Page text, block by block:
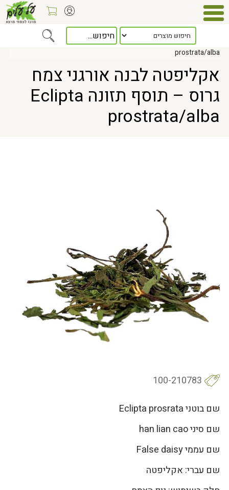
> אקליפטה לבנה אורגני צמח גרוס – תוסף תזונה Eclipta
prostrata/alba
אקליפטה לבנה אורגני צמח
גרוס – תוסף תזונה Eclipta
prostrata/alba
100-210783
שם בוטני Eclipta prosrata
שם סיני han lian cao
שם עממי False daisy
שם עברי: אקליפטה